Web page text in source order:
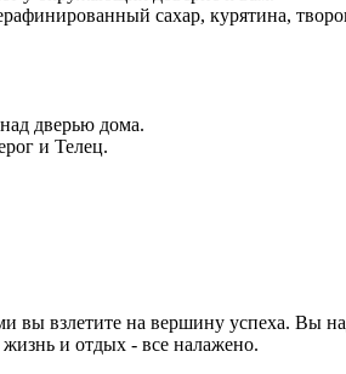
сахар, курятина,
дверью дома.
и Телец.
вы взлетите на вершину успеха. Вы
жизнь и отдых - все налажено.